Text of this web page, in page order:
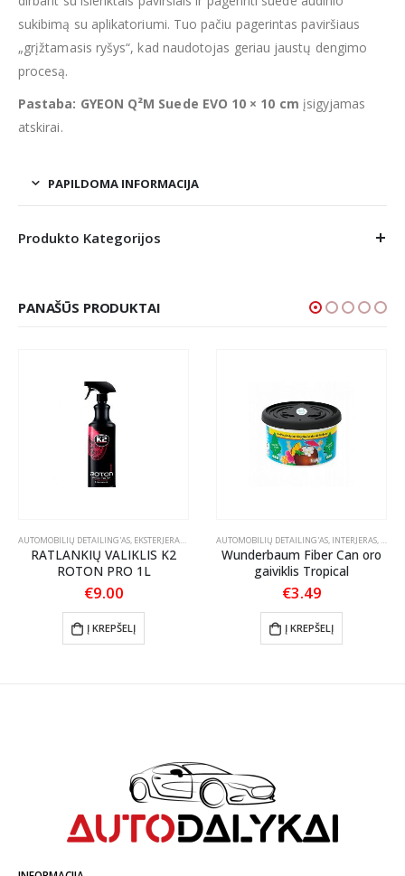
sukibimą su aplikatoriumi. Tuo pačiu pagerintas paviršiaus
„grįžtamasis ryšys“, kad naudotojas geriau jaustų dengimo
procesą.
Pastaba: GYEON Q²M Suede EVO 10 × 10 cm įsigyjamas
atskirai.
PAPILDOMA INFORMACIJA
Produkto Kategorijos
PANAŠŪS PRODUKTAI
PRIEŽIŪRA
AUTOMOBILIŲ DETAILING'AS, EKSTERJERAS , RATLANKIŲ PRIEŽIŪRA
RATLANKIŲ VALIKLIS K2
ROTON PRO 1L
€9.00
Į KREPŠELĮ
AUTOMOBILIŲ DETAILING'AS, INTERJERAS,
Wunderbaum Fiber Can oro
gaiviklis Tropical
€3.49
Į KREPŠELĮ